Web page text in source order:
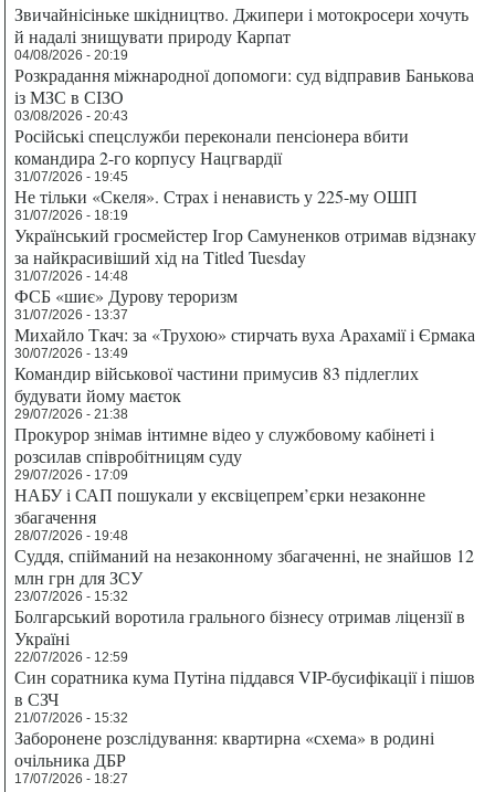
Звичайнісіньке шкідництво. Джипери і мотокросери хочуть
й надалі знищувати природу Карпат
04/08/2026 - 20:19
Розкрадання міжнародної допомоги: суд відправив Банькова
із МЗС в СІЗО
03/08/2026 - 20:43
Російські спецслужби переконали пенсіонера вбити
командира 2-го корпусу Нацгвардії
31/07/2026 - 19:45
Не тільки «Скеля». Страх і ненависть у 225-му ОШП
31/07/2026 - 18:19
Український гросмейстер Ігор Самуненков отримав відзнаку
за найкрасивіший хід на Titled Tuesday
31/07/2026 - 14:48
ФСБ «шиє» Дурову тероризм
31/07/2026 - 13:37
Михайло Ткач: за «Трухою» стирчать вуха Арахамії і Єрмака
30/07/2026 - 13:49
Командир військової частини примусив 83 підлеглих
будувати йому маєток
29/07/2026 - 21:38
Прокурор знімав інтимне відео у службовому кабінеті і
розсилав співробітницям суду
29/07/2026 - 17:09
НАБУ і САП пошукали у ексвіцепрем’єрки незаконне
збагачення
28/07/2026 - 19:48
Суддя, спійманий на незаконному збагаченні, не знайшов 12
млн грн для ЗСУ
23/07/2026 - 15:32
Болгарський воротила грального бізнесу отримав ліцензії в
Україні
22/07/2026 - 12:59
Син соратника кума Путіна піддався VIP-бусифікації і пішов
в СЗЧ
21/07/2026 - 15:32
Заборонене розслідування: квартирна «схема» в родині
очільника ДБР
17/07/2026 - 18:27